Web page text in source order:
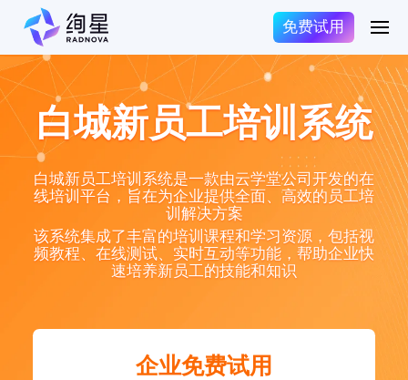
免费试用
白城新员工培训系统
白城新员工培训系统是一款由云学堂公司开发的在
线培训平台，旨在为企业提供全面、高效的员工培
训解决方案
该系统集成了丰富的培训课程和学习资源，包括视
频教程、在线测试、实时互动等功能，帮助企业快
速培养新员工的技能和知识
企业免费试用